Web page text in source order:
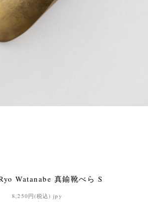
Watanabe 真鍮靴べら S
8,250円(税込) jpy